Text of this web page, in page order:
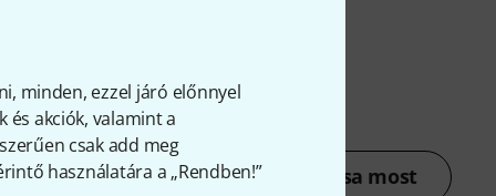
minden, ezzel járó előnnyel
és akciók, valamint a
csak add meg
használatára a „Rendben!”Értékelés leadása most